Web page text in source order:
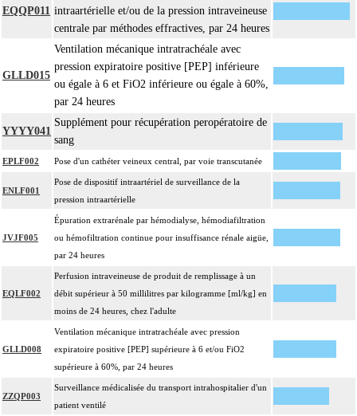
4
intrathoracique associée, la pose de drain pleural et/ou péricardique.
Les actes avec dérivation vasculaire [shunt] incluent la pose d'une dérivation
inerte ou pulsée, et son ablation.
Facturation : les suppléments de numérisation ou la radioscopie de longue
durée sous ampli de brillance (chapitre 19) ne peuvent pas être facturés avec les
EQQP011 intraartérielle et/ou de la pression intraveineuse
centrale par méthodes effractives, par 24 heures
GLLD015
Ventilation mécanique intratrachéale avec
pression expiratoire positive [PEP] inférieure
ou égale à 6 et FiO2 inférieure ou égale à 60%,
par 24 heures
YYYY041
Supplément pour récupération peropératoire de
sang
EPLF002 Pose d'un cathéter veineux central, par voie transcutanée
ENLF001
Pose de dispositif intraartériel de surveillance de la
pression intraartérielle
JVJF005
Épuration extrarénale par hémodialyse, hémodiafiltration
ou hémofiltration continue pour insuffisance rénale aigüe,
par 24 heures
EQLF002
Perfusion intraveineuse de produit de remplissage à un
débit supérieur à 50 millilitres par kilogramme [ml/kg] en
moins de 24 heures, chez l'adulte
GLLD008
Ventilation mécanique intratrachéale avec pression
expiratoire positive [PEP] supérieure à 6 et/ou FiO2
supérieure à 60%, par 24 heures
ZZQP003
Surveillance médicalisée du transport intrahospitalier d'un
patient ventilé